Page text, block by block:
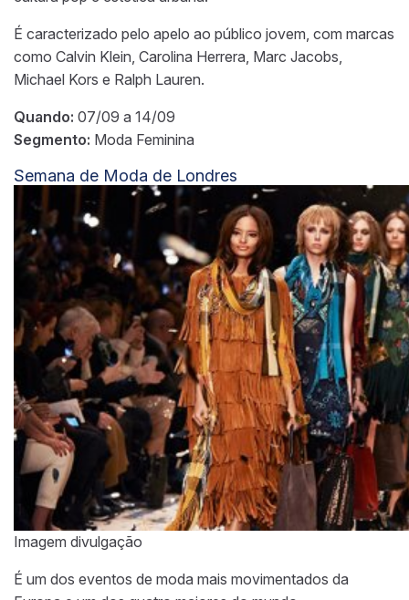
É caracterizado pelo apelo ao público jovem, com marcas
como Calvin Klein, Carolina Herrera, Marc Jacobs,
Michael Kors e Ralph Lauren.
Quando: 07/09 a 14/09
Segmento: Moda Feminina
Semana de Moda de Londres
Imagem divulgação
É um dos eventos de moda mais movimentados da